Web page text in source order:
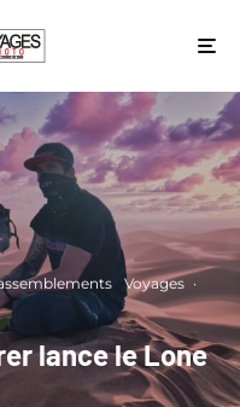
Voyages ·
lance le Lone